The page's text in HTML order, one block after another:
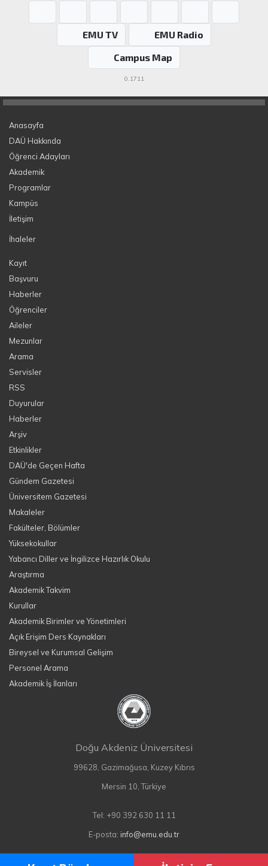
EMU TV
EMU Radio
Campus Map
0.1711
Anasayfa
DAÜ Hakkında
Öğrenci Adayları
Akademik
Programlar
Kampüs
İletişim
İhaleler
Kayıt
Başvuru
Haberler
Öğrenciler
Aileler
Mezunlar
Arama
Servisler
RSS
Duyurular
Haberler
Arşiv
Etkinlikler
DAÜ'de Geçen Hafta
Gündem Gazetesi
Üniversitem Gazetesi
Makaleler
Fakülteler, Bölümler
Yüksekokullar
Yabancı Diller ve İngilizce Hazırlık Okulu
Araştırma
Akademik Takvim
Kurullar
Akademik Birimler ve Yönetimleri
Açık Erişim Ders Kaynakları
Bireysel ve Kurumsal Gelişim
Personel Arama
Akademik İş İlanları
Doğu Akdeniz Üniversitesi
99628, Gazimağusa, Kuzey Kıbrıs
Mersin 10, Türkiye
Tel: +90 392 630 11 11
E-posta: info@emu.edu.tr